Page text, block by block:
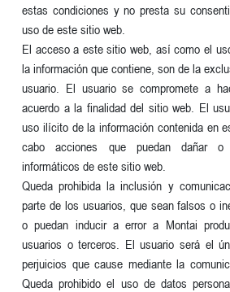
estas condiciones y no presta su
uso de este sitio web.
El acceso a este sitio web, así como el
la información que contiene, son de la
usuario. El usuario se compromete a
acuerdo a la finalidad del sitio web. El
uso ilícito de la información contenida en
cabo acciones que puedan dañar
informáticos de este sitio web.
Queda prohibida la inclusión y
parte de los usuarios, que sean falsos o
o puedan inducir a error a Montai
usuarios o terceros. El usuario será el
perjuicios que cause mediante la
Queda prohibido el uso de datos